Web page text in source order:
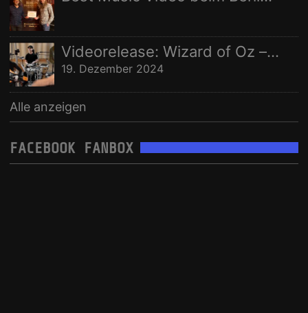
Videorelease: Wizard of Oz – feat. Rhani Krija, Michalina Malisz & Ross Ainslie
19. Dezember 2024
Alle anzeigen
FACEBOOK FANBOX